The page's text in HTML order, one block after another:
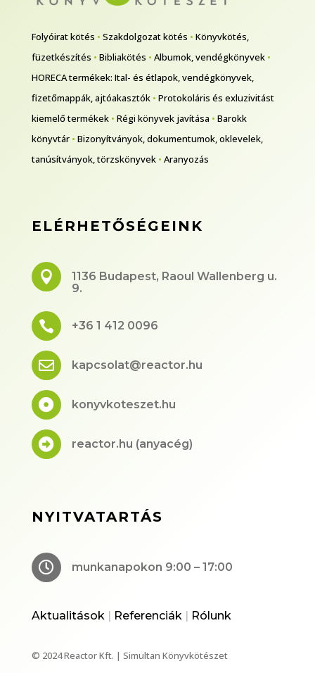
Folyóirat kötés • Szakdolgozat kötés • Könyvkötés,
füzetkészítés • Bibliakötés • Albumok, vendégkönyvek•
HORECA termékek: Ital- és étlapok, vendégkönyvek,
fizetőmappák, ajtóakasztók• Protokoláris és exluzivitást
kiemelő termékek• Régi könyvek javítása • Barokk
könyvtár• Bizonyítványok, dokumentumok, oklevelek,
tanúsítványok, törzskönyvek• Aranyozás
ELÉRHETŐSÉGEINK

1136 Budapest, Raoul Wallenberg u.
9.
 +36 1 412 0096
 kapcsolat@reactor.hu
 konyvkoteszet.hu
 reactor.hu (anyacég)
NYITVATARTÁS
 munkanapokon 9:00 – 17:00
Aktualitások| Referenciák| Rólunk
© 2024 Reactor Kft. | Simultan Könyvkötészet